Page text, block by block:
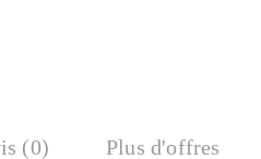
(0) Plus d'offres